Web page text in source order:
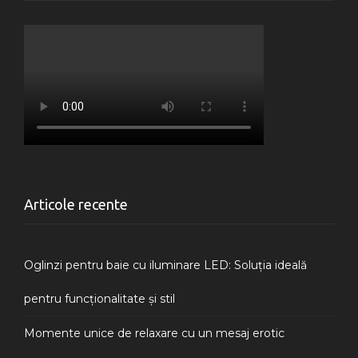
Articole recente
Oglinzi pentru baie cu iluminare LED: Soluția ideală
pentru funcționalitate și stil
Momente unice de relaxare cu un mesaj erotic